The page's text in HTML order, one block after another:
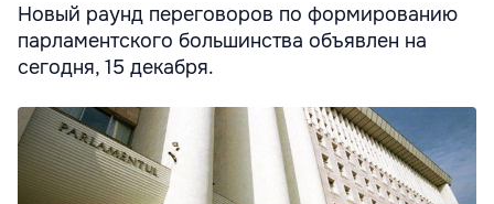
Новый раунд переговоров по формированию
парламентского большинства объявлен на
сегодня, 15 декабря.